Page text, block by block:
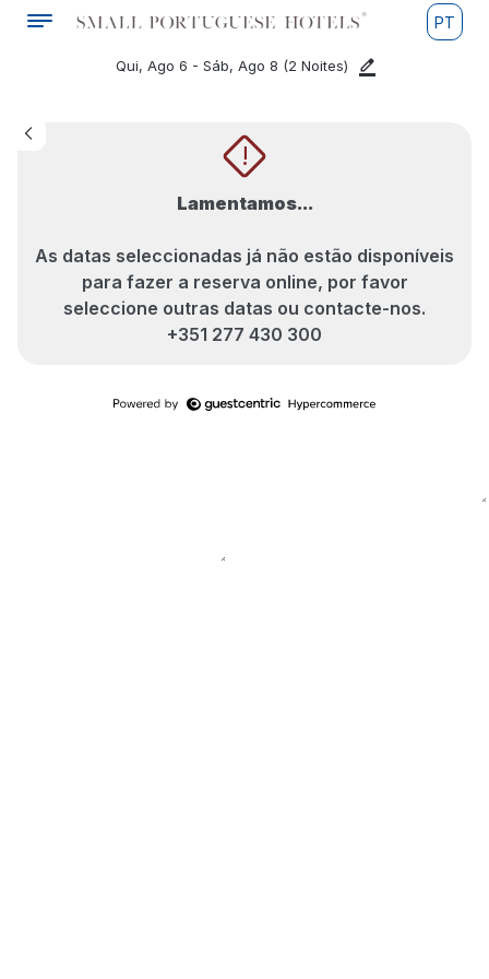
PT
Qui, Ago 6 - Sáb, Ago 8 (2 Noites)
!
Lamentamos...
As datas seleccionadas já não estão disponíveis
para fazer a reserva online, por favor
seleccione outras datas ou contacte-nos.
+351 277 430 300